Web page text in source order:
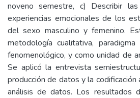
noveno semestre, c) Describir
experiencias emocionales de los
del sexo masculino y femenino.
metodología cualitativa, paradigma
fenomenológico, y como unidad de
Se aplicó la entrevista
producción de datos y la
análisis de datos. Los resultados